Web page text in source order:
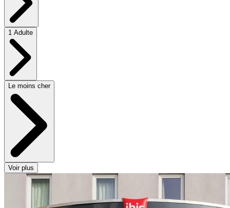
1 Adulte
Le moins cher
Voir plus